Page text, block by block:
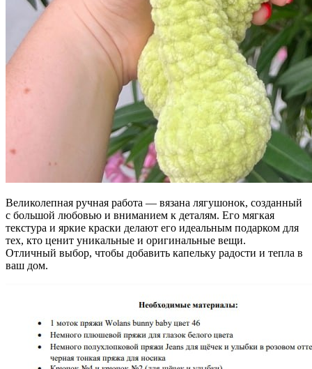
Великолепная ручная работа — вязана лягушонок, созданный
с большой любовью и вниманием к деталям. Его мягкая
текстура и яркие краски делают его идеальным подарком для
тех, кто ценит уникальные и оригинальные вещи.
Отличный выбор, чтобы добавить капельку радости и тепла в
ваш дом.